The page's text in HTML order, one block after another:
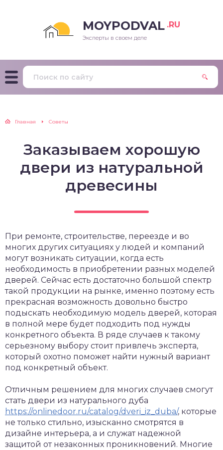
MOYPODVAL .RU
Эксперты в своем деле
Главная Советы
Заказываем хорошую
двери из натуральной
древесины
При ремонте, строительстве, переезде и во
многих других ситуациях у людей и компаний
могут возникать ситуации, когда есть
необходимость в приобретении разных моделей
дверей. Сейчас есть достаточно большой спектр
такой продукции на рынке, именно поэтому есть
прекрасная возможность довольно быстро
подыскать необходимую модель дверей, которая
в полной мере будет подходить под нужды
конкретного объекта. В ряде случаев к такому
серьезному выбору стоит привлечь эксперта,
который охотно поможет найти нужный вариант
под конкретный объект.
Отличным решением для многих случаев смогут
стать двери из натурального дуба
https://onlinedoor.ru/catalog/dveri_iz_duba/, которые
не только стильно, изысканно смотрятся в
дизайне интерьера, а и служат надежной
защитой от незаконных проникновений. Многие